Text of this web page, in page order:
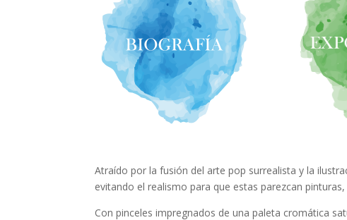
Atraído por la fusión del arte pop surrealista y la
evitando el realismo para que estas parezcan
Con pinceles impregnados de una paleta cromática